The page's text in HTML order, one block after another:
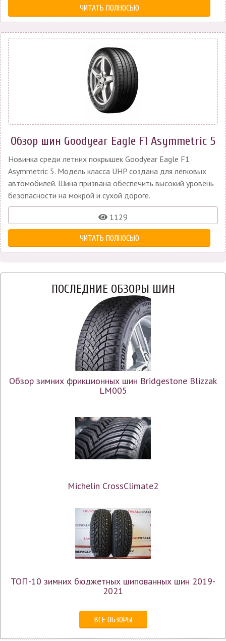
ЧИТАТЬ ПОЛНОСЬЮ
Обзор шин Goodyear Eagle F1 Asymmetric 5
Новинка среди летних покрышек Goodyear Eagle F1
Asymmetric 5. Модель класса UHP создана для легковых
автомобилей. Шина призвана обеспечить высокий уровень
безопасности на мокрой и сухой дороге.
1129
ЧИТАТЬ ПОЛНОСЬЮ
ПОСЛЕДНИЕ ОБЗОРЫ ШИН
Обзор зимних фрикционных шин Bridgestone Blizzak
LM005
Michelin CrossClimate2
ТОП-10 зимних бюджетных шипованных шин 2019-
2021
ВСЕ ОБЗОРЫ